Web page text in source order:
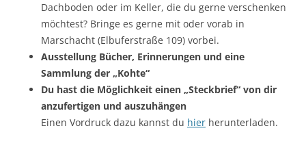
Dachboden oder im Keller, die du gerne verschenken
möchtest? Bringe es gerne mit oder vorab in
Marschacht (Elbuferstraße 109) vorbei.
Ausstellung Bücher, Erinnerungen und eine
Sammlung der „Kohte“
Du hast die Möglichkeit einen „Steckbrief“ von dir
anzufertigen und auszuhängen
Einen Vordruck dazu kannst du hier herunterladen.